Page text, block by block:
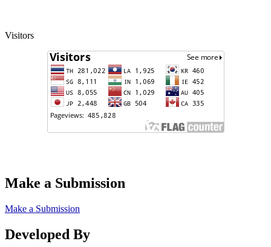
Visitors
Make a Submission
Make a Submission
Developed By